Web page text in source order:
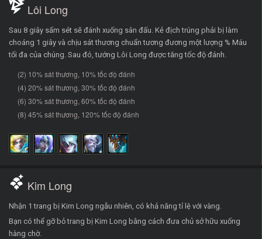
Lôi Long
Sau 8 giây sấm sét sẽ đánh xuống sân đấu. Kẻ địch trúng phải bị làm
choáng 1 giây và chịu sát thương chuẩn tương đương một lượng % Máu
tối đa của chúng. Sau đó, tướng Lôi Long được tăng tốc độ đánh.
(2) 10% sát thương, 10% tốc độ đánh
(4) 20% sát thương, 30% tốc độ đánh
(6) 30% sát thương, 60% tốc độ đánh
(8) 45% sát thương, 120% tốc độ đánh
Kim Long
Nhận 1 trang bị Kim Long ngẫu nhiên, có khả năng tỉ lệ với vàng.
Bạn có thể gỡ bỏ trang bị Kim Long bằng cách đưa chủ sở hữu xuống
hàng chờ.